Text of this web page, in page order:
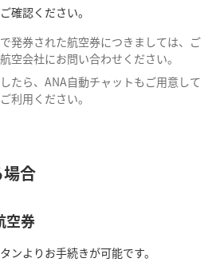
確認ください。
発券された航空券につきましては、ご
空会社にお問い合わせください。
たら、ANA自動チャットもご用意して
利用ください。
合
空券
ンよりお手続きが可能です。